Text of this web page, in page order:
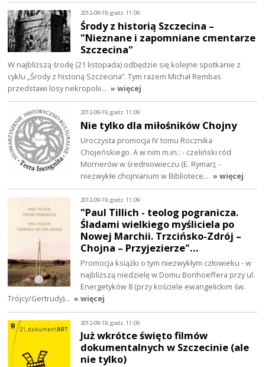
2012-09-19, godz. 11:09
Środy z historią Szczecina –
"Nieznane i zapomniane cmentarze
Szczecina"
W najbliższą środę (21 listopada) odbędzie się kolejne spotkanie z
cyklu „Środy z historią Szczecina”. Tym razem Michał Rembas
przedstawi losy nekropolii… » więcej
2012-09-19, godz. 11:09
Nie tylko dla miłośników Chojny
Uroczysta promocja IV tomu Rocznika
Chojeńskiego. A w nim m.in.: - czeliński ród
Mornerów w średniowieczu (E. Rymar); -
niezwykłe chojnianum w Bibliotece… » więcej
2012-09-19, godz. 11:09
"Paul Tillich - teolog pogranicza.
Śladami wielkiego myśliciela po
Nowej Marchii. Trzcińsko-Zdrój –
Chojna – Przyjezierze"…
Promocja książki o tym niezwykłym człowieku - w
najbliższą niedzielę w Domu Bonhoeffera przy ul.
Energetyków 8 (przy kościele ewangelickim św.
Trójcy/Gertrudy)… » więcej
2012-09-19, godz. 11:09
Już wkrótce święto filmów
dokumentalnych w Szczecinie (ale
nie tylko)